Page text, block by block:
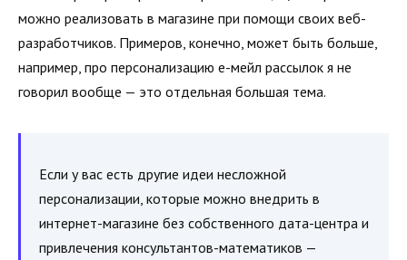
можно реализовать в магазине при помощи своих веб-
разработчиков. Примеров, конечно, может быть больше,
например, про персонализацию е-мейл рассылок я не
говорил вообще — это отдельная большая тема.
Если у вас есть другие идеи несложной
персонализации, которые можно внедрить в
интернет-магазине без собственного дата-центра и
привлечения консультантов-математиков —